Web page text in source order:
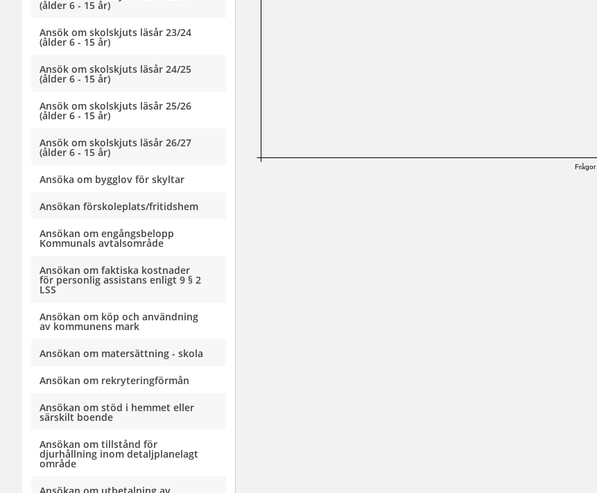
(ålder 6 - 15 år)
Ansök om skolskjuts läsår 23/24
(ålder 6 - 15 år)
Ansök om skolskjuts läsår 24/25
(ålder 6 - 15 år)
Ansök om skolskjuts läsår 25/26
(ålder 6 - 15 år)
Ansök om skolskjuts läsår 26/27
(ålder 6 - 15 år)
Ansöka om bygglov för skyltar
Ansökan förskoleplats/fritidshem
Ansökan om engångsbelopp
Kommunals avtalsområde
Ansökan om faktiska kostnader
för personlig assistans enligt 9 § 2
LSS
Ansökan om köp och användning
av kommunens mark
Ansökan om matersättning - skola
Ansökan om rekryteringförmån
Ansökan om stöd i hemmet eller
särskilt boende
Ansökan om tillstånd för
djurhållning inom detaljplanelagt
område
Frågor